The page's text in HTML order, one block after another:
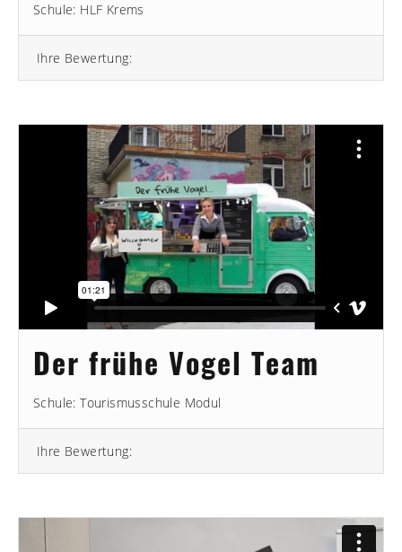
Schule: HLF Krems
Ihre Bewertung:
Der frühe Vogel Team
Schule: Tourismusschule Modul
Ihre Bewertung: